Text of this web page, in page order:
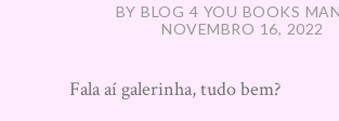
BY BLOG 4 YOU BOOKS
NOVEMBRO 16, 2022
Fala aí galerinha, tudo bem?